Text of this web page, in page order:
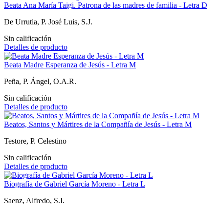
Beata Ana María Taigi. Patrona de las madres de familia - Letra D
De Urrutia, P. José Luis, S.J.
Sin calificación
Detalles de producto
Beata Madre Esperanza de Jesús - Letra M
Peña, P. Ángel, O.A.R.
Sin calificación
Detalles de producto
Beatos, Santos y Mártires de la Compañía de Jesús - Letra M
Testore, P. Celestino
Sin calificación
Detalles de producto
Biografía de Gabriel García Moreno - Letra L
Saenz, Alfredo, S.I.